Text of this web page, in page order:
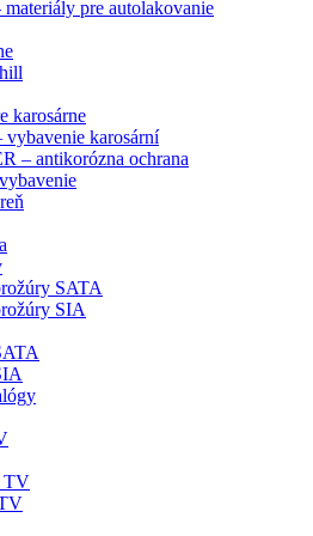
pre autolakovanie
karosárne
karosární
– antikorózna ochrana
SATA
SIA
TV